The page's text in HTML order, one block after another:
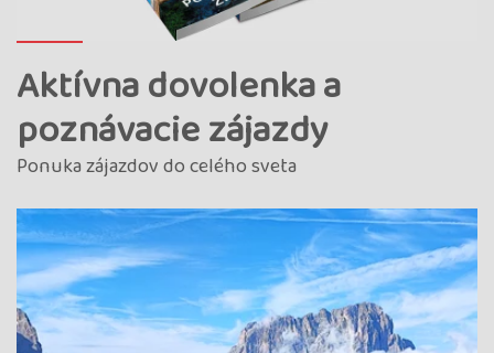
Aktívna dovolenka a
poznávacie zájazdy
Ponuka zájazdov do celého sveta